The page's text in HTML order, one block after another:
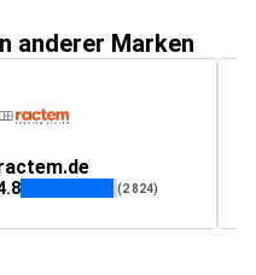
anderer Marken
(2 824)